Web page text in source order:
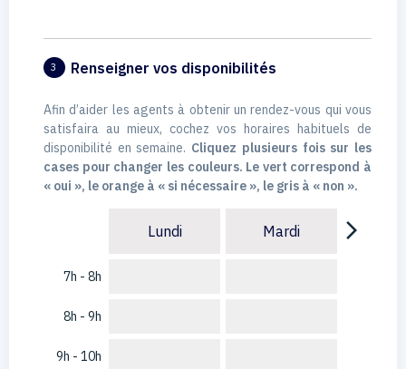
3 Renseigner vos disponibilités
Afin d’aider les agents à obtenir un rendez-vous qui vous
satisfaira au mieux, cochez vos horaires habituels de
disponibilité en semaine. Cliquez plusieurs fois sur les
cases pour changer les couleurs. Le vert correspond à
« oui », le orange à « si nécessaire », le gris à « non ».
7h - 8h
8h - 9h
9h - 10h
Lundi Mardi arrow_forward_ios